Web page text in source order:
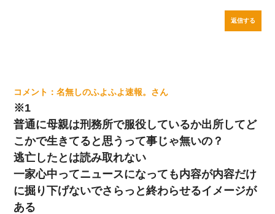
返信する
名無しのふよふよ速報。
※1
普通に母親は刑務所で服役しているか出所してど
こかで生きてると思うって事じゃ無いの？
逃亡したとは読み取れない
一家心中ってニュースになっても内容が内容だけ
に掘り下げないでさらっと終わらせるイメージが
ある